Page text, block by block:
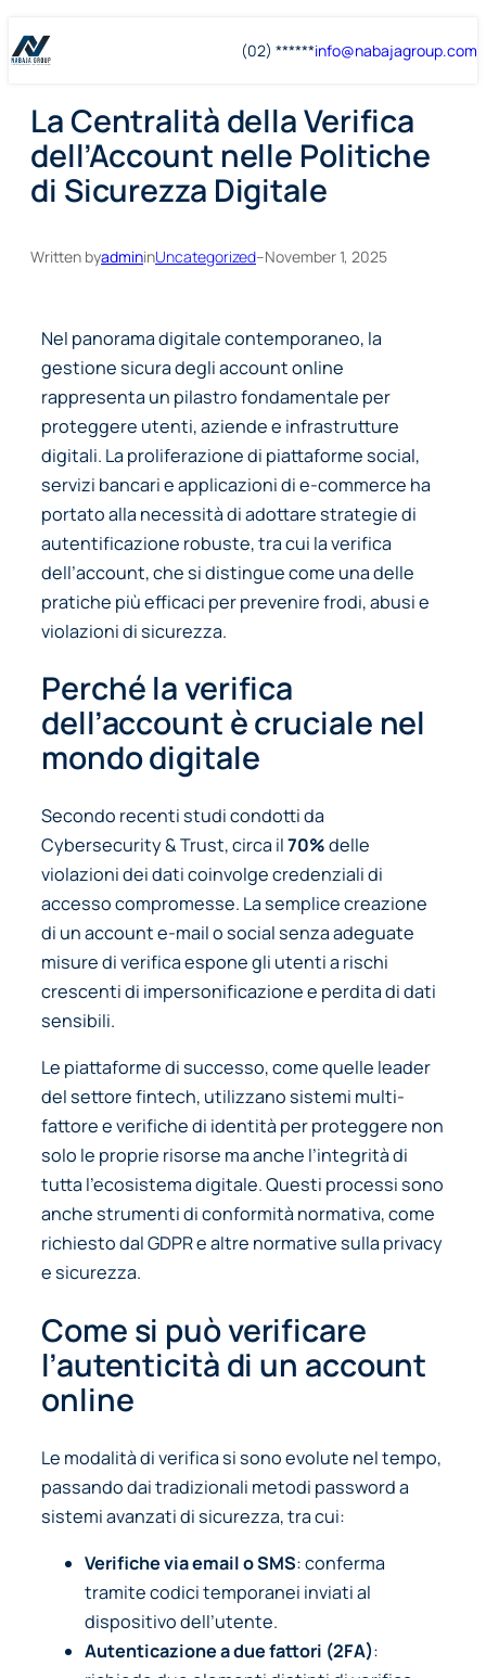
Skip
to
Skip
to
(02) ******info@nabajagroup.com
La Centralità della Verifica
dell’Account nelle Politiche
di Sicurezza Digitale
Written byadmininUncategorized–November 1, 2025
Nel panorama digitale contemporaneo, la
gestione sicura degli account online
rappresenta un pilastro fondamentale per
proteggere utenti, aziende e infrastrutture
digitali. La proliferazione di piattaforme social,
servizi bancari e applicazioni di e-commerce ha
portato alla necessità di adottare strategie di
autentificazione robuste, tra cui la verifica
dell’account, che si distingue come una delle
pratiche più efficaci per prevenire frodi, abusi e
violazioni di sicurezza.
Perché la verifica
dell’account è cruciale nel
mondo digitale
Secondo recenti studi condotti da
Cybersecurity & Trust, circa il70%delle
violazioni dei dati coinvolge credenziali di
accesso compromesse. La semplice creazione
di un account e-mail o social senza adeguate
misure di verifica espone gli utenti a rischi
crescenti di impersonificazione e perdita di dati
sensibili.
Le piattaforme di successo, come quelle leader
del settore fintech, utilizzano sistemi multi-
fattore e verifiche di identità per proteggere non
solo le proprie risorse ma anche l’integrità di
tutta l’ecosistema digitale. Questi processi sono
anche strumenti di conformità normativa, come
richiesto dal GDPR e altre normative sulla privacy
e sicurezza.
Come si può verificare
l’autenticità di un account
online
Le modalità di verifica si sono evolute nel tempo,
passando dai tradizionali metodi password a
sistemi avanzati di sicurezza, tra cui:
Verifiche via email o SMS: conferma
tramite codici temporanei inviati al
dispositivo dell’utente.
Autenticazione a due fattori (2FA):